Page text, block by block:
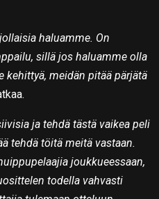
haluamme. On
sillä jos haluamme olla
kehittyä, meidän pitää pärjätä
ja tehdä tästä vaikea peli
tehdä töitä meitä vastaan.
joukkueessaan,
todella vahvasti